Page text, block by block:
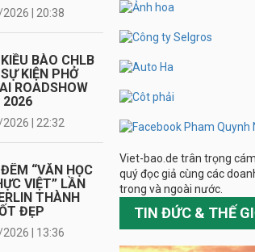
| 20:38
BÀO CHLB
KIỆN PHỞ
ROADSHOW
2026
| 22:32
“VĂN HỌC
VIỆT” LẦN
THÀNH
ĐẸP
| 13:36
Viet-bao.de trân trọng
quý đọc giả cùng các
trong và ngoài nước.
TIN ĐỨC & THẾ